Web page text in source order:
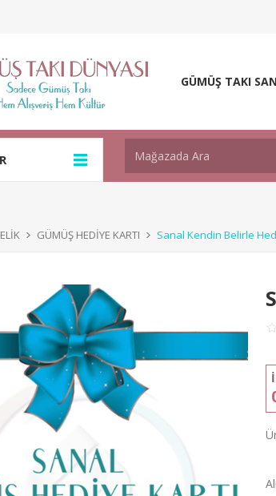
GÜMÜŞ TAKI
GÜMÜŞ HEDİYE KARTI Sanal Kendin Belirle